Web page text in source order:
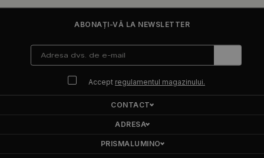
ABONAȚI-VĂ LA NEWSLETTER
Accept regulamentul magazinului.
CONTACT
ADRESA
PRISMALUMINO